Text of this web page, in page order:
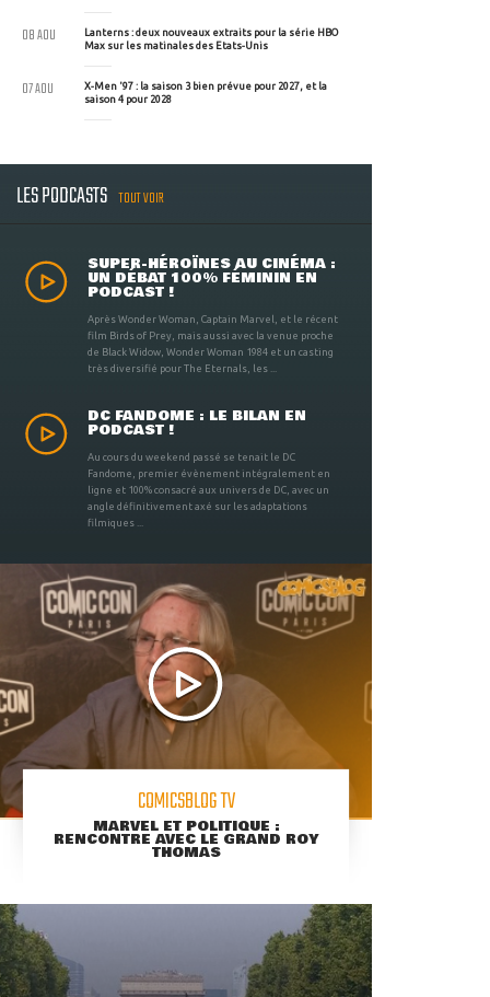
Lanterns : deux nouveaux extraits pour la série HBO
Max sur les matinales des Etats-Unis
08 AOU
X-Men '97 : la saison 3 bien prévue pour 2027, et la
saison 4 pour 2028
07 AOU
LES PODCASTS TOUT VOIR
SUPER-HÉROÏNES AU CINÉMA :
UN DÉBAT 100% FÉMININ EN
PODCAST !
Après Wonder Woman, Captain Marvel, et le récent
film Birds of Prey, mais aussi avec la venue proche
de Black Widow, Wonder Woman 1984 et un casting
très diversifié pour The Eternals, les ...
DC FANDOME : LE BILAN EN
PODCAST !
Au cours du weekend passé se tenait le DC
Fandome, premier évènement intégralement en
ligne et 100% consacré aux univers de DC, avec un
angle définitivement axé sur les adaptations
filmiques ...
COMICSBLOG TV
MARVEL ET POLITIQUE :
RENCONTRE AVEC LE GRAND ROY
THOMAS